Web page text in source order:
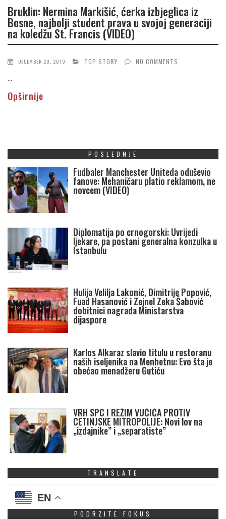
Bruklin: Nermina Markišić, ćerka izbjeglica iz
Bosne, najbolji student prava u svojoj generaciji
na koledžu St. Francis (VIDEO)
DECEMBER 20, 2019 TOP STORY NO COMMENTS
...
Opširnije
POSLEDNJE
Fudbaler Manchester Uniteda oduševio
fanove: Mehaničaru platio reklamom, ne
novcem (VIDEO)
Diplomatija po crnogorski: Uvrijedi
ljekare, pa postani generalna konzulka u
Istanbulu
Hulija Velilja Lakonić, Dimitrije Popović,
Fuad Hasanović i Zejnel Zeka Šabović
dobitnici nagrada Ministarstva
dijaspore
Karlos Alkaraz slavio titulu u restoranu
naših iseljenika na Menhetnu: Evo šta je
obećao menadžeru Gutiću
VRH SPC I REŽIM VUČIĆA PROTIV
CETINJSKE MITROPOLIJE: Novi lov na
„izdajnike” i „separatiste”
TRANSLATE
EN
PODRZITE FOKUS